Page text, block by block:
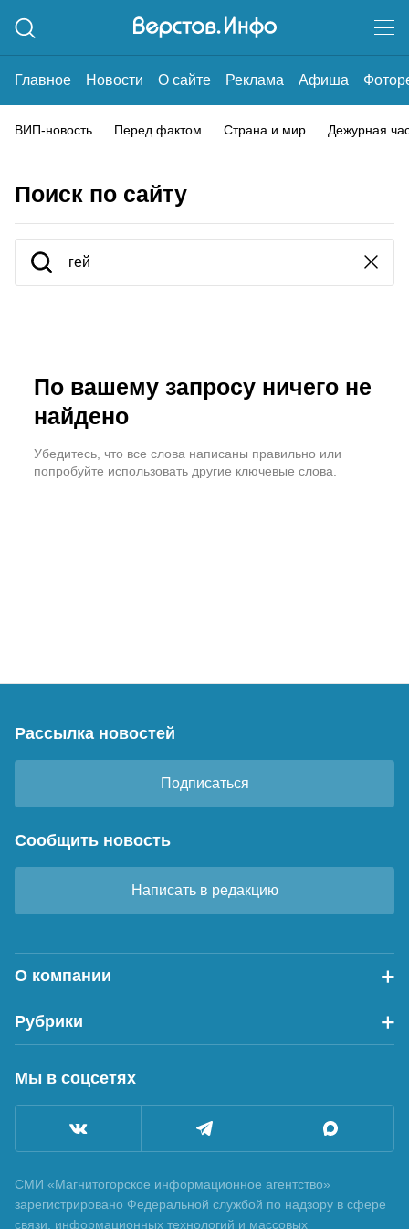
Главное Новости О сайте Реклама Афиша
ВИП-новость Перед фактом Страна и мир Дежурная
Поиск по сайту
По вашему запросу ничего не
найдено
Убедитесь, что все слова написаны правильно или
попробуйте использовать другие ключевые слова.
Рассылка новостей
Подписаться
Сообщить новость
Написать в редакцию
О компании
Рубрики
Мы в соцсетях
СМИ «Магнитогорское информационное агентство»
зарегистрировано Федеральной службой по надзору в сфере
связи, информационных технологий и массовых